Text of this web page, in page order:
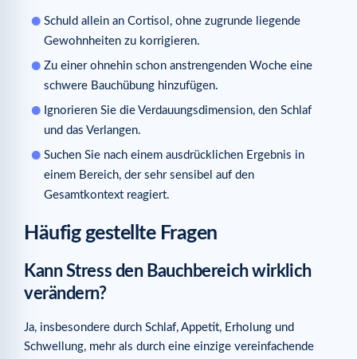
Schuld allein an Cortisol, ohne zugrunde liegende
Gewohnheiten zu korrigieren.
Zu einer ohnehin schon anstrengenden Woche eine
schwere Bauchübung hinzufügen.
Ignorieren Sie die Verdauungsdimension, den Schlaf
und das Verlangen.
Suchen Sie nach einem ausdrücklichen Ergebnis in
einem Bereich, der sehr sensibel auf den
Gesamtkontext reagiert.
Häufig gestellte Fragen
Kann Stress den Bauchbereich wirklich
verändern?
Ja, insbesondere durch Schlaf, Appetit, Erholung und
Schwellung, mehr als durch eine einzige vereinfachende